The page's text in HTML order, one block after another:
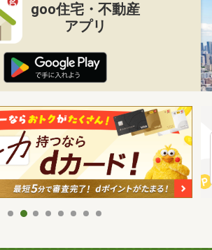
goo住宅・不動産
アプリ